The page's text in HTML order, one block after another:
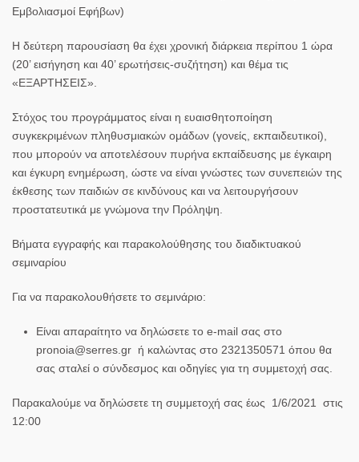
Εμβολιασμοί Εφήβων)
Η δεύτερη παρουσίαση θα έχει χρονική διάρκεια περίπου 1 ώρα
(20’ εισήγηση και 40’ ερωτήσεις-συζήτηση) και θέμα τις
«ΕΞΑΡΤΗΣΕΙΣ».
Στόχος του προγράμματος είναι η ευαισθητοποίηση
συγκεκριμένων πληθυσμιακών ομάδων (γονείς, εκπαιδευτικοί),
που μπορούν να αποτελέσουν πυρήνα εκπαίδευσης με έγκαιρη
και έγκυρη ενημέρωση, ώστε να είναι γνώστες των συνεπειών της
έκθεσης των παιδιών σε κινδύνους και να λειτουργήσουν
προστατευτικά με γνώμονα την Πρόληψη.
Βήματα εγγραφής και παρακολούθησης του διαδικτυακού
σεμιναρίου
Για να παρακολουθήσετε το σεμινάριο:
Είναι απαραίτητο να δηλώσετε το e-mail σας στο
pronoia@serres.gr ή καλώντας στο 2321350571 όπου θα
σας σταλεί ο σύνδεσμος και οδηγίες για τη συμμετοχή σας.
Παρακαλούμε να δηλώσετε τη συμμετοχή σας έως 1/6/2021 στις
12:00